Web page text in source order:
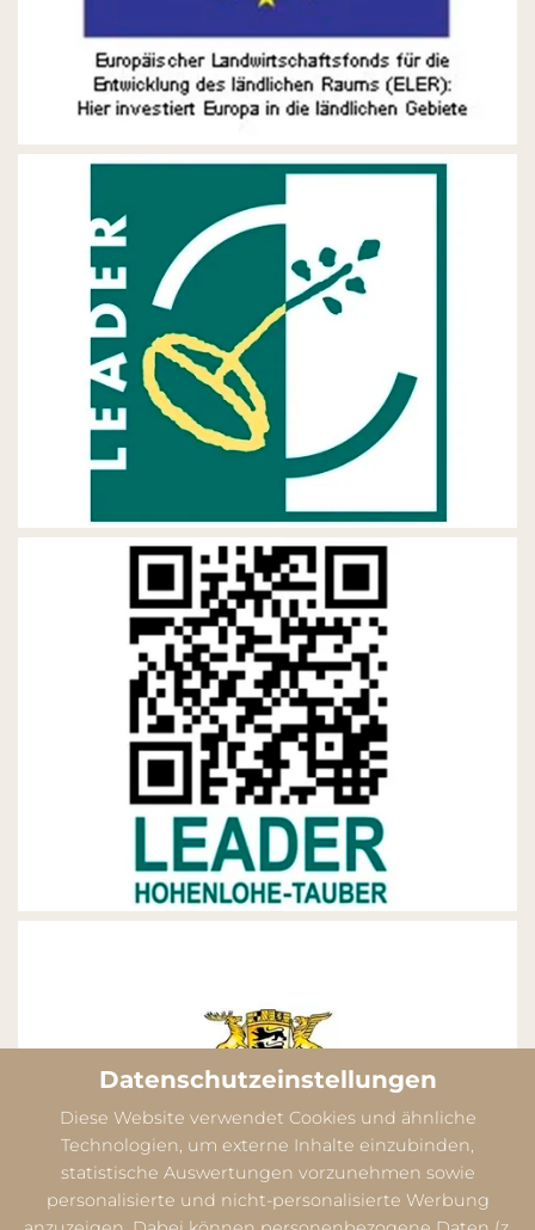
Datenschutzeinstellungen
Diese Website verwendet Cookies und ähnliche
Technologien, um externe Inhalte einzubinden,
statistische Auswertungen vorzunehmen sowie
personalisierte und nicht-personalisierte Werbung